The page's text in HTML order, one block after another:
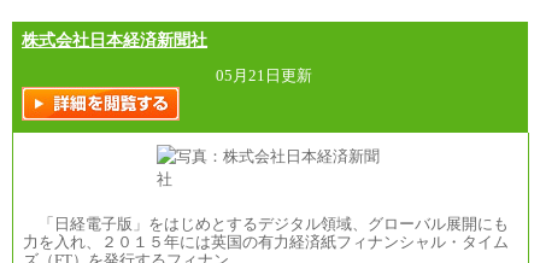
株式会社日本経済新聞社
05月21日更新
「日経電子版」をはじめとするデジタル領域、グローバル展開にも
力を入れ、２０１５年には英国の有力経済紙フィナンシャル・タイム